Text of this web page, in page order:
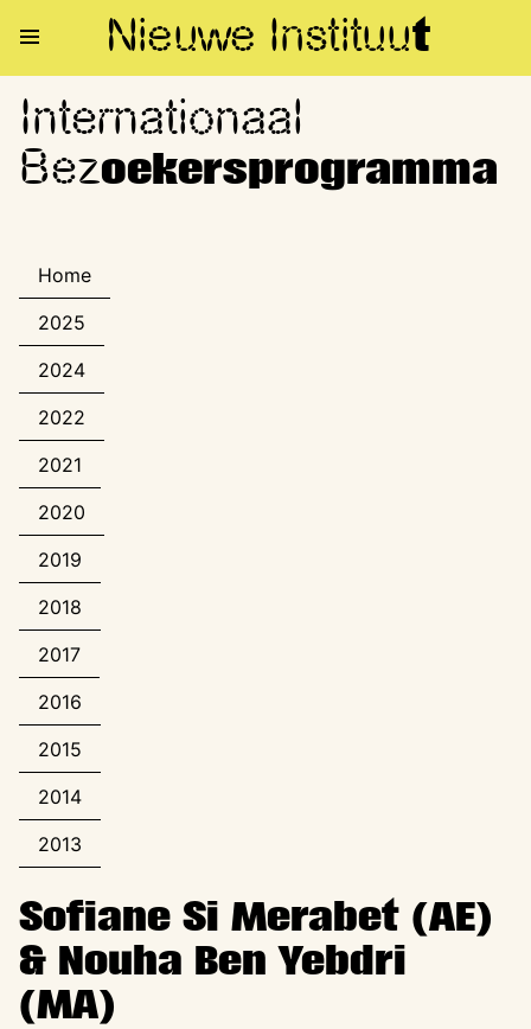
Nieuwe Instituut
Internationaal
Internationaal
Bezoekersprogramma
Home
2025
2024
2022
2021
2020
2019
2018
2017
2016
2015
2014
2013
Sofiane Si Merabet (AE)
& Nouha Ben Yebdri
(MA)